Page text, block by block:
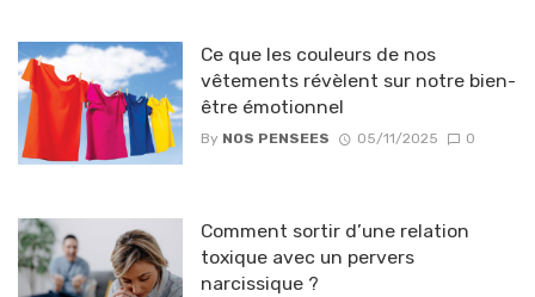
Ce que les couleurs de nos
vêtements révèlent sur notre bien-
être émotionnel
By NOS PENSEES 05/11/2025 0
Comment sortir d’une relation
toxique avec un pervers
narcissique ?